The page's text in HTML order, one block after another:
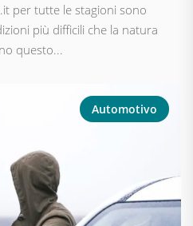
per tutte le stagioni sono
più difficili che la natura
questo...
Automotivo